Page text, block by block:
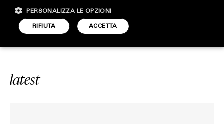
STYLE
FOOTWEAR
LOW “PANDA”
latest
ACCETTA
RIFIUTA
PERSONALIZZA LE OPZIONI